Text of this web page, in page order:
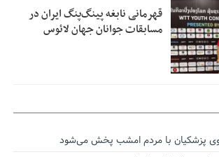
قهرمانی نابغه پینگ‌پنگ ایران در
مسابقات جوانان جهان لائوس
پزشکیان با مردم امشب پخش می‌شود